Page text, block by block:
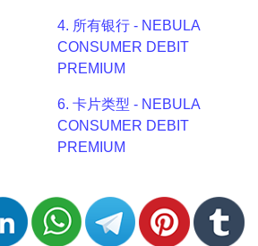
4. 所有银行 - NEBULA
CONSUMER DEBIT
PREMIUM
6. 卡片类型 - NEBULA
CONSUMER DEBIT
PREMIUM